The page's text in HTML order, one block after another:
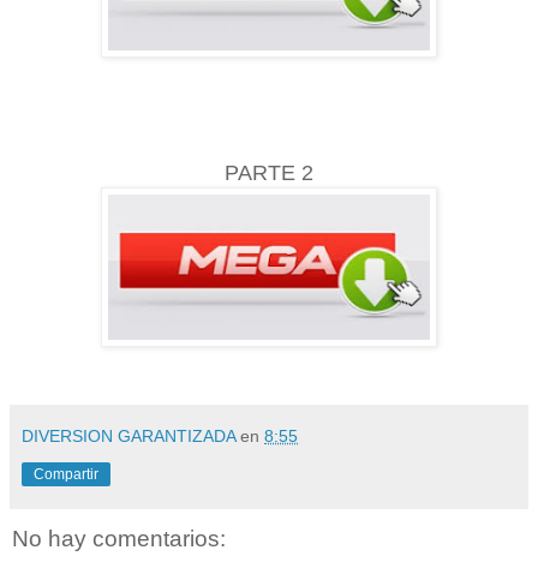
PARTE 2
DIVERSION GARANTIZADA en 8:55
Compartir
No hay comentarios: